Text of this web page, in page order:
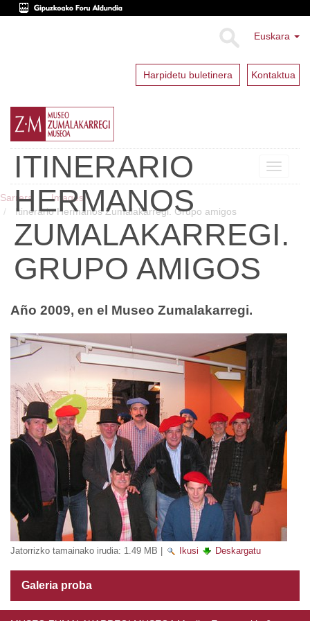
Euskara
Harpidetu buletinera Kontaktua
Toggle
Sarrera
Images
Itinerario Hermanos Zumalakarregi. Grupo amigos
ITINERARIO
HERMANOS
ZUMALAKARREGI.
GRUPO AMIGOS
Año 2009, en el Museo Zumalakarregi.
Jatorrizko tamainako irudia: 1.49 MB | Ikusi Deskargatu
Galeria proba